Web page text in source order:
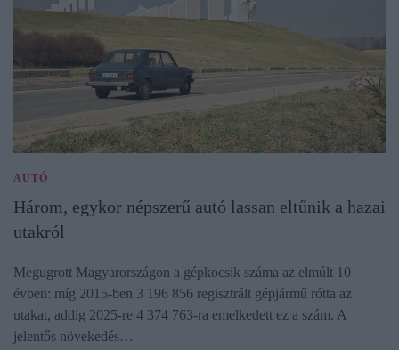
AUTÓ
Három, egykor népszerű autó lassan eltűnik a hazai
utakról
Megugrott Magyarországon a gépkocsik száma az elmúlt 10
évben: míg 2015-ben 3 196 856 regisztrált gépjármű rótta az
utakat, addig 2025-re 4 374 763-ra emelkedett ez a szám. A
jelentős növekedés…